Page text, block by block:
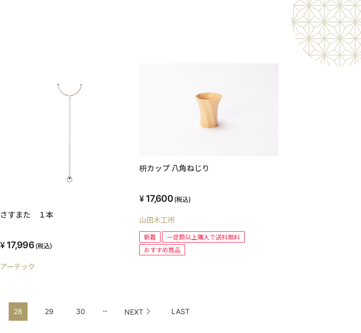
さすまた １本
17,996(税込)
アーテック
枡カップ 八角ねじり
17,600(税込)
山田木工所
新着
一定額以上購入で送料無料
おすすめ商品
28 29 30 ... NEXT LAST